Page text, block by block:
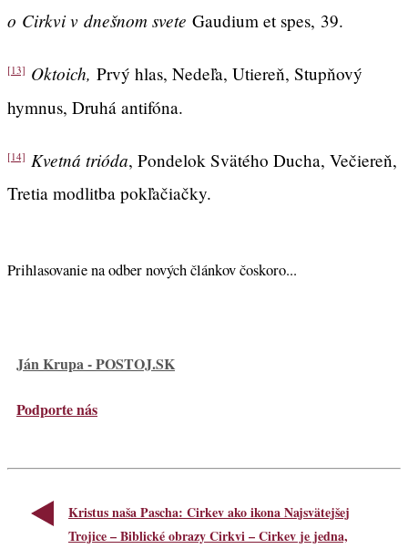
o Cirkvi v dnešnom svete Gaudium et spes, 39.
[13] Oktoich, Prvý hlas, Nedeľa, Utiereň, Stupňový
hymnus, Druhá antifóna.
[14] Kvetná trióda, Pondelok Svätého Ducha, Večiereň,
Tretia modlitba pokľačiačky.
Prihlasovanie na odber nových článkov čoskoro...
Ján Krupa - POSTOJ.SK
Podporte nás
Kristus naša Pascha: Cirkev ako ikona Najsvätejšej
Trojice – Biblické obrazy Cirkvi – Cirkev je jedna,